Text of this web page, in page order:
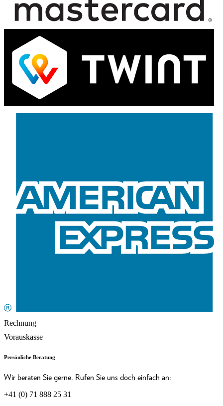
Rechnung
Vorauskasse
Persönliche Beratung
Wir beraten Sie gerne. Rufen Sie uns doch einfach an:
+41 (0) 71 888 25 31